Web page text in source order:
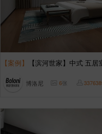
【案例】 【滨河世家】中式 五居
博洛尼 6张